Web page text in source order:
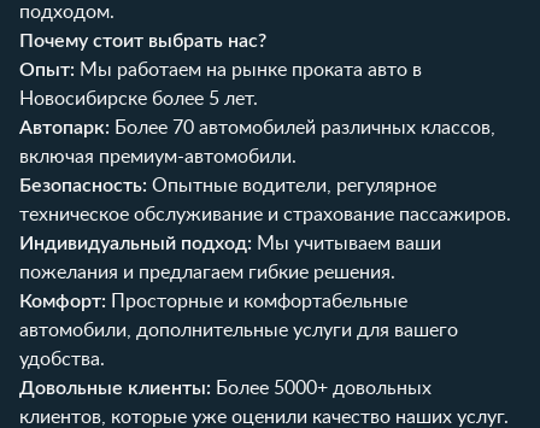
подходом.
Почему стоит выбрать нас?
Опыт: Мы работаем на рынке проката авто в
Новосибирске более 5 лет.
Автопарк: Более 70 автомобилей различных классов,
включая премиум-автомобили.
Безопасность: Опытные водители, регулярное
техническое обслуживание и страхование пассажиров.
Индивидуальный подход: Мы учитываем ваши
пожелания и предлагаем гибкие решения.
Комфорт: Просторные и комфортабельные
автомобили, дополнительные услуги для вашего
удобства.
Довольные клиенты: Более 5000+ довольных
клиентов, которые уже оценили качество наших услуг.